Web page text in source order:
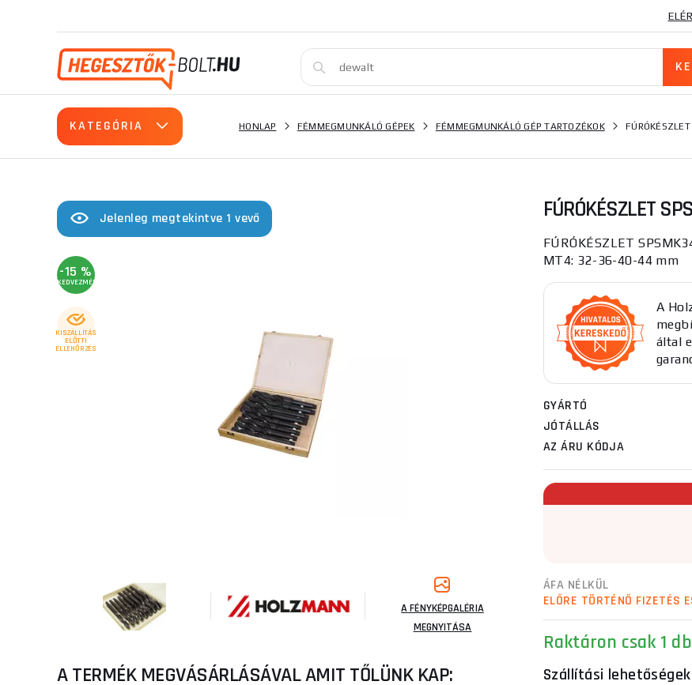
KATEGÓRIA HONLAP FÉMMEGMUNKÁLÓ GÉPEK FÉMMEGMUNKÁLÓ GÉP TARTOZÉKOK
Jelenleg megtekintve 1 vevő
-15 %
KEDVEZMÉNY
KISZÁLLÍTÁS
ELŐTTI
ELLENŐRZÉS
A FÉNYKÉPGALÉRIA
MEGNYITÁSA
A TERMÉK MEGVÁSÁRLÁSÁVAL AMIT TŐLÜNK KAP:
FÚRÓKÉSZLET
FÚRÓKÉSZLET
MT4: 32-36-40-44 mm
A
által
GYÁRTÓ
JÓTÁLLÁS
AZ ÁRU KÓDJA
ÁFA NÉLKÜL
ELŐRE TÖRTÉNŐ FIZETÉS
Raktáron csak 1 db
Szállítási